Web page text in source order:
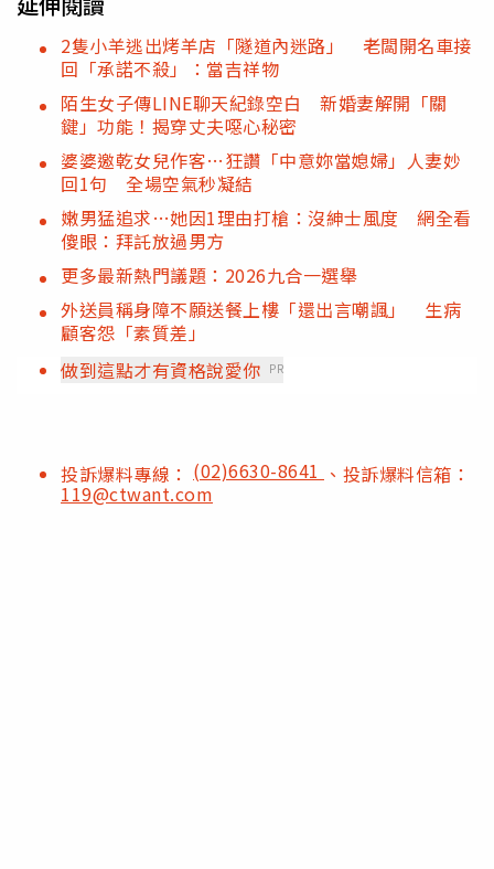
2隻小羊逃出烤羊店「隧道內迷路」 老闆開名車接
回「承諾不殺」：當吉祥物
陌生女子傳LINE聊天紀錄空白 新婚妻解開「關
鍵」功能！揭穿丈夫噁心秘密
婆婆邀乾女兒作客…狂讚「中意妳當媳婦」人妻妙
回1句 全場空氣秒凝結
嫩男猛追求…她因1理由打槍：沒紳士風度 網全看
傻眼：拜託放過男方
更多最新熱門議題：2026九合一選舉
外送員稱身障不願送餐上樓「還出言嘲諷」 生病
顧客怨「素質差」
做到這點才有資格說愛你 PR
投訴爆料專線： (02)6630-8641 、投訴爆料信箱：
119@ctwant.com